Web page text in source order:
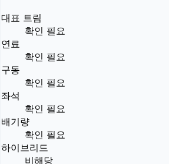
대표 트림
확인 필요
연료
확인 필요
구동
확인 필요
좌석
확인 필요
배기량
확인 필요
하이브리드
비해당